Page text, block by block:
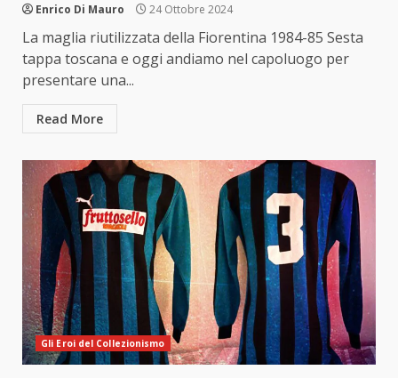
Enrico Di Mauro 24 Ottobre 2024
La maglia riutilizzata della Fiorentina 1984-85 Sesta
tappa toscana e oggi andiamo nel capoluogo per
presentare una...
Read More
Gli Eroi del Collezionismo